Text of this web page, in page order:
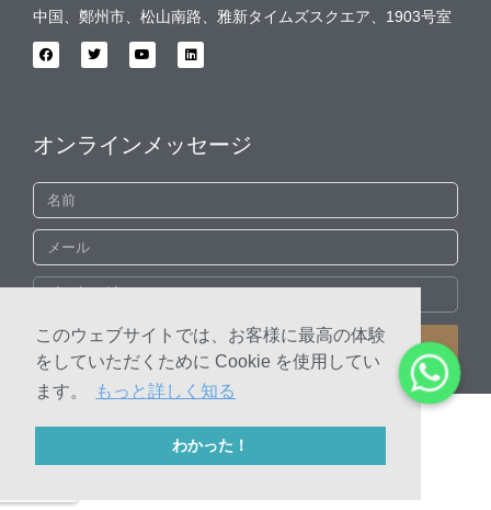
このウェブサイトでは、お客様に最高の体験
をしていただくために Cookie を使用してい
ます。
もっと詳しく知る
わかった！
中国、鄭州市、松山南路、雅新タイムズスクエア、1903号室
オンラインメッセージ
提出する